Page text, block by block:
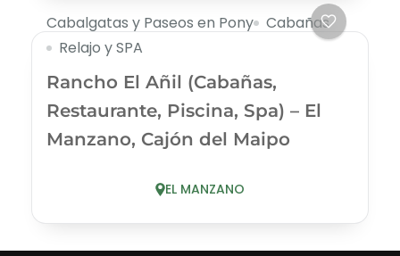
Cabalgatas y Paseos en Pony
Cabañas
Relajo y SPA
Rancho El Añil (Cabañas,
Restaurante, Piscina, Spa) – El
Manzano, Cajón del Maipo
EL MANZANO